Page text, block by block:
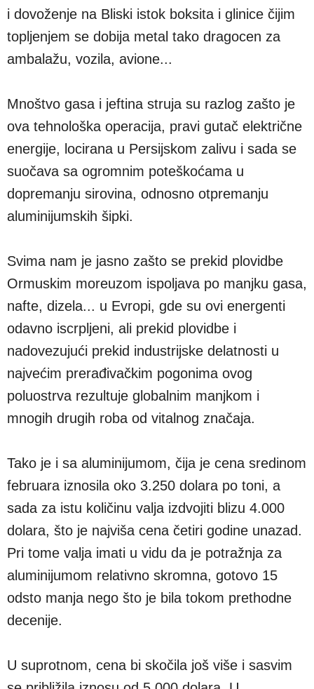
i dovoženje na Bliski istok boksita i glinice čijim
topljenjem se dobija metal tako dragocen za
ambalažu, vozila, avione...
Mnoštvo gasa i jeftina struja su razlog zašto je
ova tehnološka operacija, pravi gutač električne
energije, locirana u Persijskom zalivu i sada se
suočava sa ogromnim poteškoćama u
dopremanju sirovina, odnosno otpremanju
aluminijumskih šipki.
Svima nam je jasno zašto se prekid plovidbe
Ormuskim moreuzom ispoljava po manjku gasa,
nafte, dizela... u Evropi, gde su ovi energenti
odavno iscrpljeni, ali prekid plovidbe i
nadovezujući prekid industrijske delatnosti u
najvećim prerađivačkim pogonima ovog
poluostrva rezultuje globalnim manjkom i
mnogih drugih roba od vitalnog značaja.
Tako je i sa aluminijumom, čija je cena sredinom
februara iznosila oko 3.250 dolara po toni, a
sada za istu količinu valja izdvojiti blizu 4.000
dolara, što je najviša cena četiri godine unazad.
Pri tome valja imati u vidu da je potražnja za
aluminijumom relativno skromna, gotovo 15
odsto manja nego što je bila tokom prethodne
decenije.
U suprotnom, cena bi skočila još više i sasvim